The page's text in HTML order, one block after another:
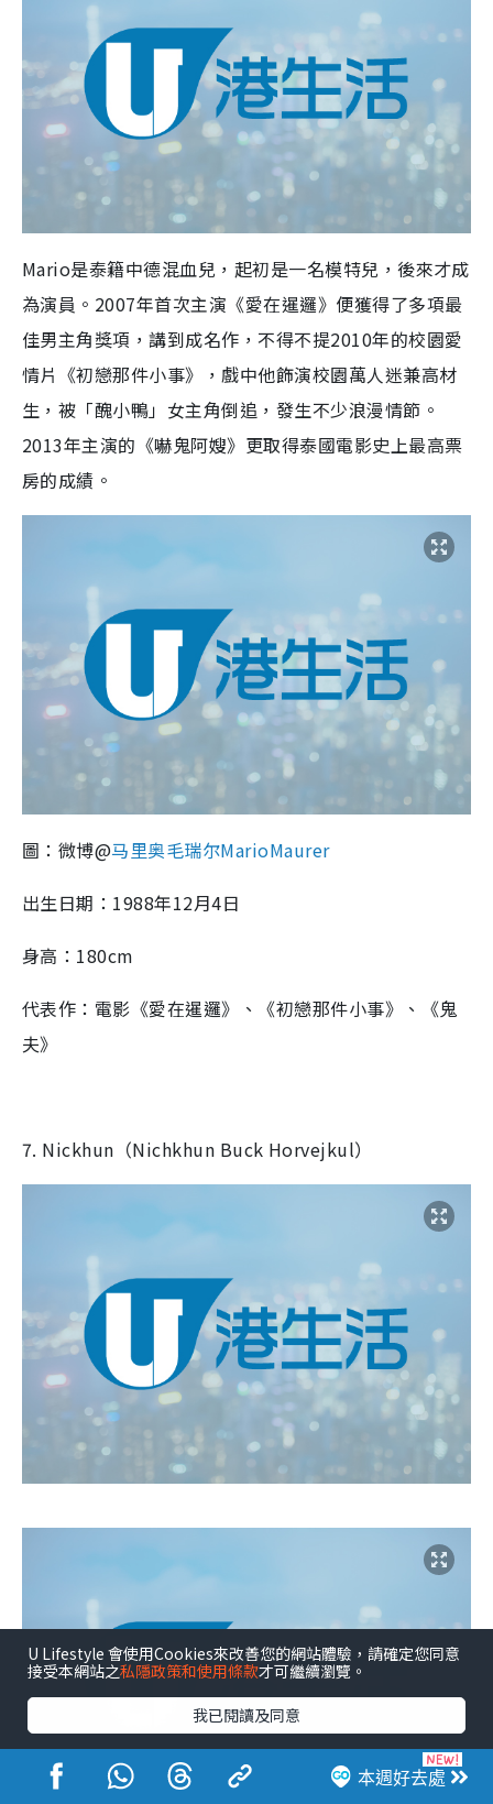
Mario是泰籍中德混血兒，起初是一名模特兒，後來才成
為演員。2007年首次主演《愛在暹邏》便獲得了多項最
佳男主角獎項，講到成名作，不得不提2010年的校園愛
情片《初戀那件小事》，戲中他飾演校園萬人迷兼高材
生，被「醜小鴨」女主角倒追，發生不少浪漫情節。
2013年主演的《嚇鬼阿嫂》更取得泰國電影史上最高票
房的成績。
圖：微博@马里奥毛瑞尔MarioMaurer
出生日期：1988年12月4日
身高：180cm
代表作：電影《愛在暹邏》、《初戀那件小事》、《鬼
夫》
7. Nickhun（Nichkhun Buck Horvejkul）
本週好去處
U Lifestyle 會使用Cookies來改善您的網站體驗，請確定您同意
接受本網站之私隱政策和使用條款才可繼續瀏覽。
我已閱讀及同意